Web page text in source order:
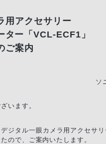
用アクセサリー
ター「VCL-ECF1」
ご案内
ソ
います。
ジタル一眼カメラ用アクセサ
ので、ご案内いたします。